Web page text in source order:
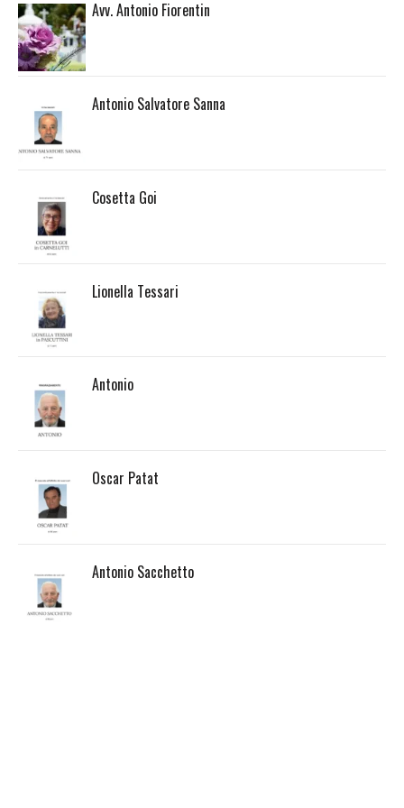
Avv. Antonio Fiorentin
Antonio Salvatore Sanna
Cosetta Goi
Lionella Tessari
Antonio
Oscar Patat
Antonio Sacchetto